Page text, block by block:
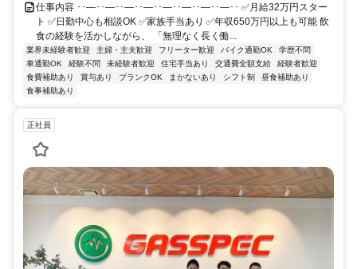
仕事内容 ･･―･･―･･―･･―･･―･･―･･―･･―･･ ✅月給32万円スター
ト ✅日勤中心も相談OK ✅家族手当あり ✅年収650万円以上も可能 飲
食の経験を活かしながら、 「無理なく長く働...
業界未経験者歓迎 主婦・主夫歓迎 フリーター歓迎 バイク通勤OK
学歴不問
車通勤OK
経験不問 未経験者歓迎 住宅手当あり 交通費全額支給
経験者歓迎
食費補助あり
賞与あり ブランクOK まかないあり シフト制
昼食補助あり
食事補助あり
正社員